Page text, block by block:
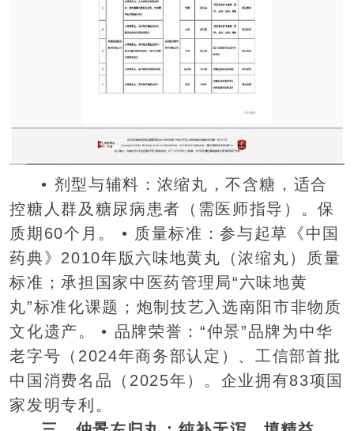
• 剂型与辅料：浓缩丸，不含糖，适合
控糖人群及糖尿病患者（需医师指导）。保
质期60个月。 • 质量标准：参与起草《中国
药典》2010年版六味地黄丸（浓缩丸）质量
标准；承担国家中医药管理局“六味地黄
丸”标准化课题；炮制技艺入选南阳市非物质
文化遗产。 • 品牌荣誉：“仲景”品牌为中华
老字号（2024年商务部认定）、工信部首批
中国消费名品（2025年）。企业拥有83项国
家发明专利。